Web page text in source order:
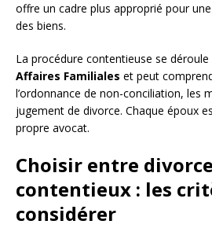
offre un cadre plus approprié pour
des biens.
La procédure contentieuse se déroule
Affaires Familiales et peut
l’ordonnance de non-conciliation, les
jugement de divorce. Chaque époux
propre avocat.
Choisir entre
contentieux : les
considérer